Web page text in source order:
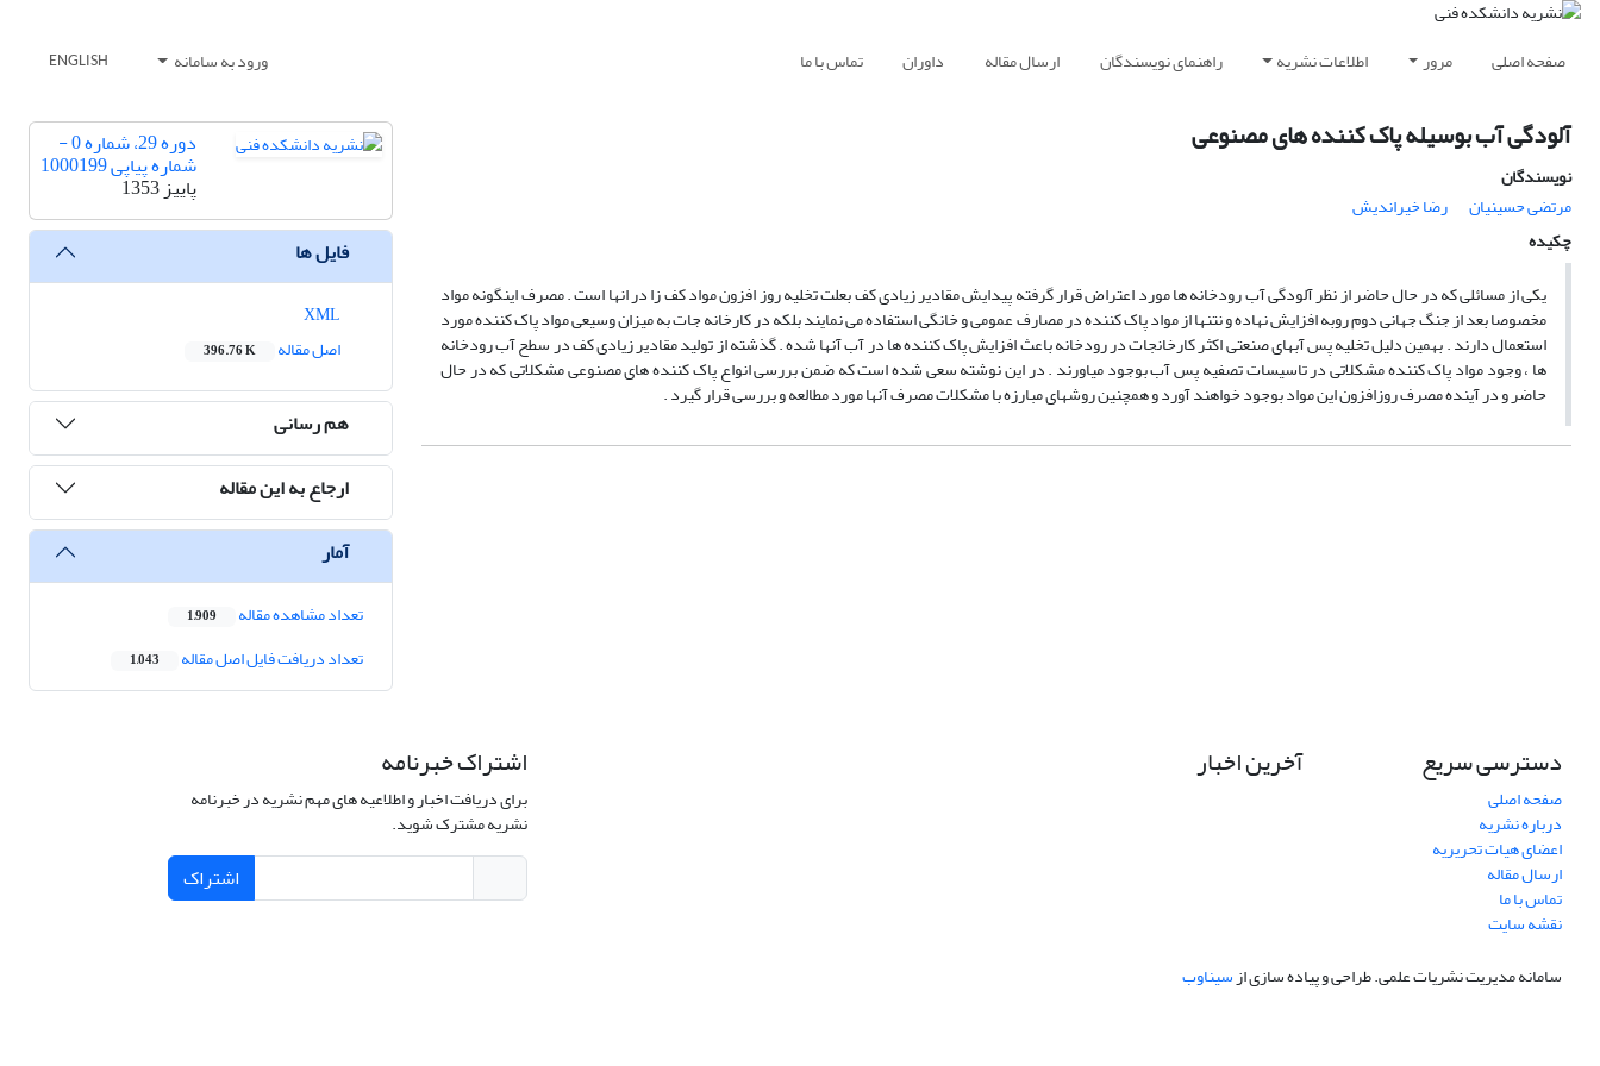
صفحه اصلی مرور اطلاعات نشریه راهنمای نویسندگان ارسال مقاله داوران تماس با ما ورود به سامانه ENGLISH
آلودگی آب بوسیله پاک کننده های مصنوعی
نویسندگان
مرتضی حسینیان
رضا خیراندیش
چکیده
یکی از مسائلی که در حال حاضر از نظر آلودگی آب رودخانه ها مورد اعتراض قرار گرفته پیدایش مقادیر زیادی کف بعلت تخلیه روز افزون مواد کف زا در انها است . مصرف اینگونه مواد
مخصوصا بعد از جنگ جهانی دوم روبه افزایش نهاده و نتنها از مواد پاک کننده در مصارف عمومی و خانگی استفاده می نمایند بلکه در کارخانه جات به میزان وسیعی مواد پاک کننده مورد
استعمال دارند . بهمین دلیل تخلیه پس آبهای صنعتی اکثر کارخانجات در رودخانه باعث افزایش پاک کننده ها در آب آنها شده . گذشته از تولید مقادیر زیادی کف در سطح آب رودخانه
ها ، وجود مواد پاک کننده مشکلاتی در تاسیسات تصفیه پس آب بوجود میاورند . در این نوشته سعی شده است که ضمن بررسی انواع پاک کننده های مصنوعی مشکلاتی که در حال
حاضر و در آینده مصرف روزافزون این مواد بوجود خواهند آورد و همچنین روشهای مبارزه با مشکلات مصرف آنها مورد مطالعه و بررسی قرار گیرد .
دوره 29، شماره 0 -
شماره پیاپی 1000199
پاییز 1353
فایل ها
اصل مقاله
396.76 K
هم رسانی
ارجاع به این مقاله
آمار
تعداد مشاهده مقاله 1,909
تعداد دریافت فایل اصل مقاله 1,043
دسترسی سریع
صفحه اصلی
درباره نشریه
اعضای هیات تحریریه
ارسال مقاله
تماس با ما
نقشه سایت
آخرین اخبار اشتراک خبرنامه
برای دریافت اخبار و اطلاعیه های مهم نشریه در خبرنامه
نشریه مشترک شوید.
اشتراک
سامانه مدیریت نشریات علمی.طراحی و پیاده سازی ازسیناوب